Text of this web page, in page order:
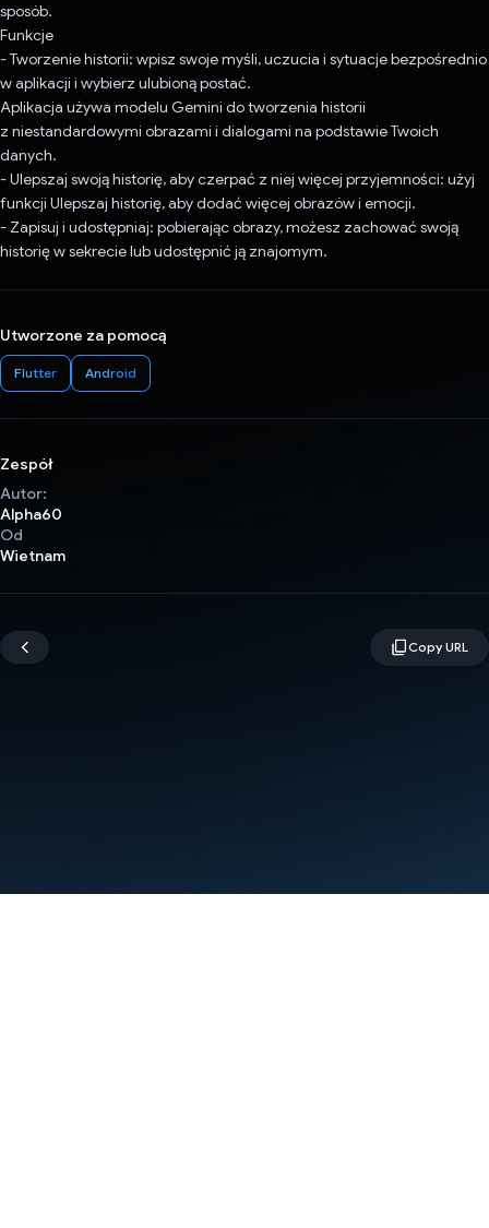
sposób.
Funkcje
- Tworzenie historii: wpisz swoje myśli, uczucia i sytuacje bezpośrednio
w aplikacji i wybierz ulubioną postać.
Aplikacja używa modelu Gemini do tworzenia historii
z niestandardowymi obrazami i dialogami na podstawie Twoich
danych.
- Ulepszaj swoją historię, aby czerpać z niej więcej przyjemności: użyj
funkcji Ulepszaj historię, aby dodać więcej obrazów i emocji.
- Zapisuj i udostępniaj: pobierając obrazy, możesz zachować swoją
historię w sekrecie lub udostępnić ją znajomym.
Utworzone za pomocą
Flutter Android
Zespół
Autor:
Alpha60
Od
Wietnam